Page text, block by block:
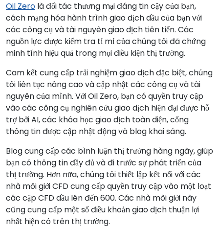
Oil Zero là đối tác thương mại đáng tin cậy của bạn,
cách mạng hóa hành trình giao dịch dầu của bạn với
các công cụ và tài nguyên giao dịch tiên tiến. Các
nguồn lực được kiểm tra tỉ mỉ của chúng tôi đã chứng
minh tính hiệu quả trong mọi điều kiện thị trường.
Cam kết cung cấp trải nghiệm giao dịch đặc biệt, chúng
tôi liên tục nâng cao và cập nhật các công cụ và tài
nguyên của mình. Với Oil Zero, bạn có quyền truy cập
vào các công cụ nghiên cứu giao dịch hiện đại được hỗ
trợ bởi AI, các khóa học giao dịch toàn diện, cổng
thông tin được cập nhật động và blog khai sáng.
Blog cung cấp các bình luận thị trường hàng ngày, giúp
bạn có thông tin đầy đủ và đi trước sự phát triển của
thị trường. Hơn nữa, chúng tôi thiết lập kết nối với các
nhà môi giới CFD cung cấp quyền truy cập vào một loạt
các cặp CFD dầu lên đến 600. Các nhà môi giới này
cũng cung cấp một số điều khoản giao dịch thuận lợi
nhất hiện có trên thị trường.